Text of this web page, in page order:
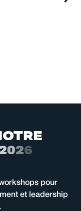
OTRE
026
pour
et leadership